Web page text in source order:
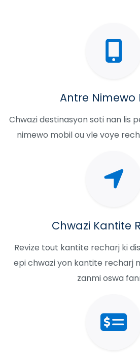
Antre Nimewo
Chwazi destinasyon soti nan lis
nimewo mobil ou vle voye
Chwazi Kantite
Revize tout kantite recharj ki
epi chwazi yon kantite recharj
zanmi oswa